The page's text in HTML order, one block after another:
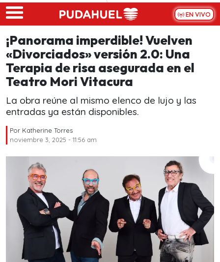
Skip to main content
EN VIVO
¡Panorama imperdible! Vuelven
«Divorciados» versión 2.0: Una
Terapia de risa asegurada en el
Teatro Mori Vitacura
La obra reúne al mismo elenco de lujo y las
entradas ya están disponibles.
Por Katherine Torres
noviembre 3, 2025 - 11:56 am